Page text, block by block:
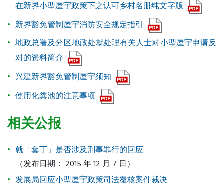
在新界小型屋宇政策下之认可乡村名册纯文字版
新界豁免管制屋宇消防安全规定指引
地政总署及分区地政处就处理有关人士对小型屋宇申请反
对的资料简介
兴建新界豁免管制屋宇须知
使用化粪池的注意事项
相关公报
就「套丁」是否涉及刑事罪行的回应
（发布日期： 2015 年 12 月 7 日）
发展局回应小型屋宇政策司法覆核案件裁决